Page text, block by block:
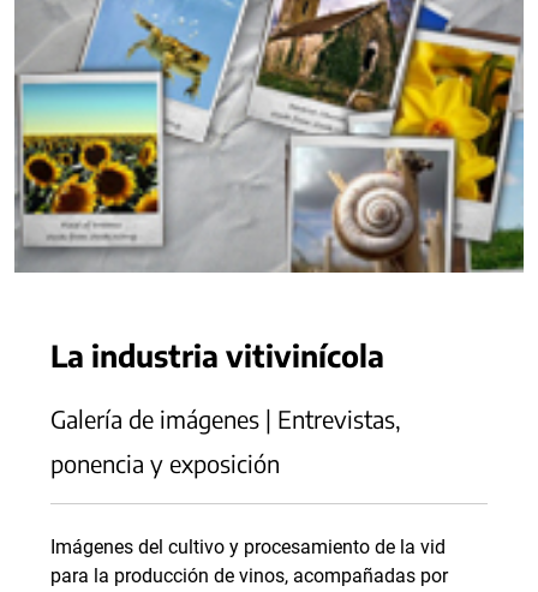
La industria vitivinícola
Galería de imágenes | Entrevistas,
ponencia y exposición
Imágenes del cultivo y procesamiento de la vid
para la producción de vinos, acompañadas por